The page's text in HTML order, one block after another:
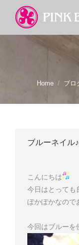
You are here:
Home ブロ
ブルーネイル♪
こんにちは
今日はとっても
ぽかぽかなので
今回はブルーを